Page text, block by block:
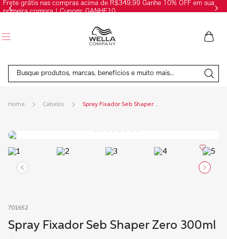
Frete grátis nas compras acima de R$349,99 Ganhe 10% OFF em sua
primeira compra | Cupom: GANHE10
Busque produtos, marcas, benefícios e muito mais...
Cabelos Spray Fixador Seb Shaper Zero 300ml
701652
Spray Fixador Seb Shaper Zero 300ml